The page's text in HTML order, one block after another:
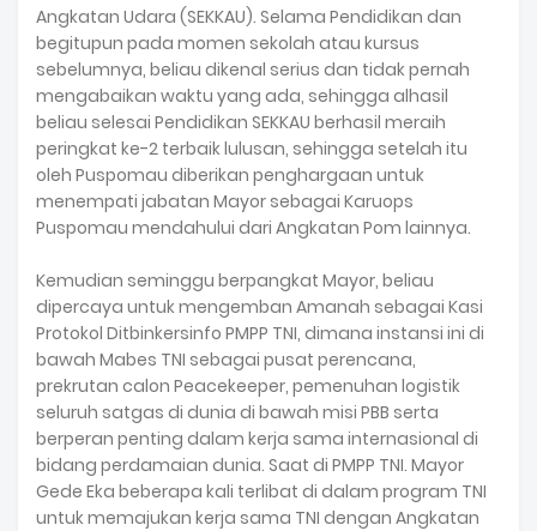
Angkatan Udara (SEKKAU). Selama Pendidikan dan
begitupun pada momen sekolah atau kursus
sebelumnya, beliau dikenal serius dan tidak pernah
mengabaikan waktu yang ada, sehingga alhasil
beliau selesai Pendidikan SEKKAU berhasil meraih
peringkat ke-2 terbaik lulusan, sehingga setelah itu
oleh Puspomau diberikan penghargaan untuk
menempati jabatan Mayor sebagai Karuops
Puspomau mendahului dari Angkatan Pom lainnya.
Kemudian seminggu berpangkat Mayor, beliau
dipercaya untuk mengemban Amanah sebagai Kasi
Protokol Ditbinkersinfo PMPP TNI, dimana instansi ini di
bawah Mabes TNI sebagai pusat perencana,
prekrutan calon Peacekeeper, pemenuhan logistik
seluruh satgas di dunia di bawah misi PBB serta
berperan penting dalam kerja sama internasional di
bidang perdamaian dunia. Saat di PMPP TNI. Mayor
Gede Eka beberapa kali terlibat di dalam program TNI
untuk memajukan kerja sama TNI dengan Angkatan